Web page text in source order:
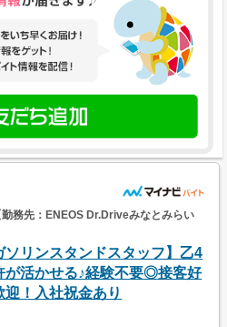
務先：ENEOS Dr.Driveみなとみらい
ソリンスタンドスタッフ】乙4
が活かせる♪経験不要◎接客好
迎！入社祝金あり